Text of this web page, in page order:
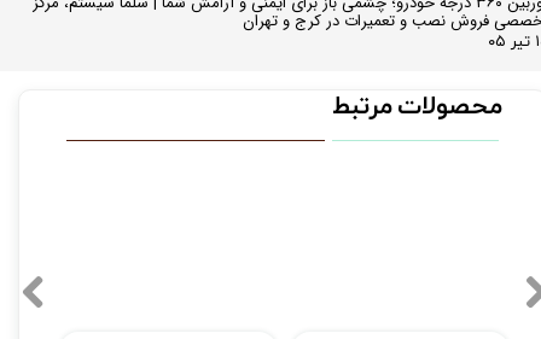
فروش نصب و تعمیرات در کرج و تهران
محصولات مرتبط